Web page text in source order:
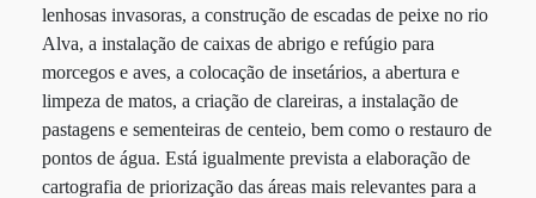
lenhosas invasoras, a construção de escadas de peixe no rio
Alva, a instalação de caixas de abrigo e refúgio para
morcegos e aves, a colocação de insetários, a abertura e
limpeza de matos, a criação de clareiras, a instalação de
pastagens e sementeiras de centeio, bem como o restauro de
pontos de água. Está igualmente prevista a elaboração de
cartografia de priorização das áreas mais relevantes para a